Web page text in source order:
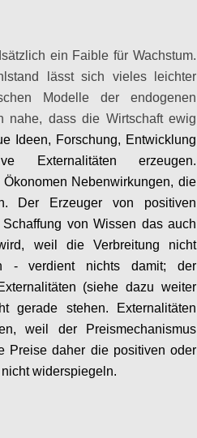
ein Faible für Wachstum.
lässt sich vieles leichter
Modelle der endogenen
nahe, dass die Wirtschaft ewig
Ideen, Forschung, Entwicklung
Externalitäten erzeugen.
Ökonomen Nebenwirkungen, die
Der Erzeuger von positiven
von Wissen das auch
weil die Verbreitung nicht
- verdient nichts damit; der
(siehe dazu weiter
gerade stehen. Externalitäten
weil der Preismechanismus
Preise daher die positiven oder
widerspiegeln.